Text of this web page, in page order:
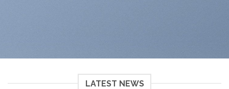
LATEST NEWS